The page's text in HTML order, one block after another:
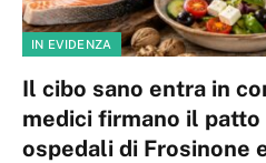
IN EVIDENZA
Il cibo sano entra in
medici firmano il
ospedali di Frosinone